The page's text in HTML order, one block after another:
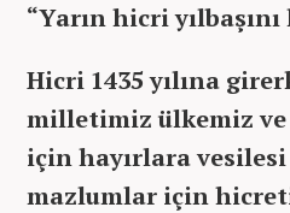
“Yarın hicri
Hicri 1435 yılına
milletimiz ülkemiz ve
için hayırlara
mazlumlar için